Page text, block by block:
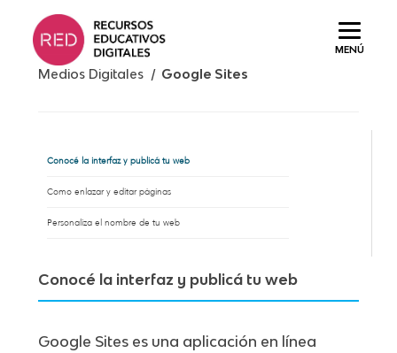
MENÚ
Saltar
contenido.
Medios Digitales /Google Sites
Conocé la interfaz y publicá tu web
Como enlazar y editar páginas
Personaliza el nombre de tu web
Conocé la interfaz y publicá tu web
Google Sites es una aplicación en línea